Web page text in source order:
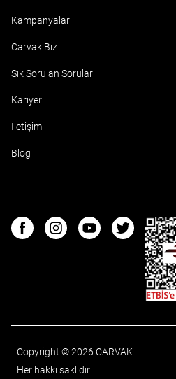
Kampanyalar
Carvak Biz
Sık Sorulan Sorular
Kariyer
İletişim
Blog
FacebookInstagramYoutubeTwitter
ETBIS
Copyright © 2026 CARVAK
Her hakkı saklıdır